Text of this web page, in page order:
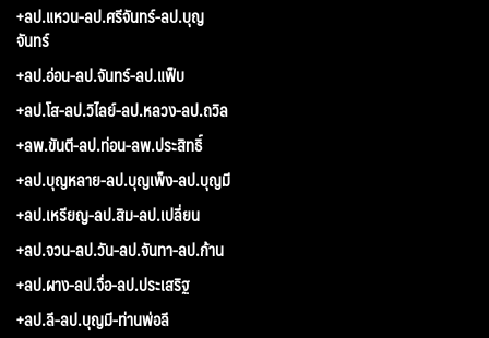
+ลป.แหวน-ลป.ศรีจันทร์-ลป.บุญ
จันทร์
+ลป.อ่อน-ลป.จันทร์-ลป.แฟ็บ
+ลป.โส-ลป.วิไลย์-ลป.หลวง-ลป.ถวิล
+ลพ.ขันตี-ลป.ท่อน-ลพ.ประสิทธิ์
+ลป.บุญหลาย-ลป.บุญเพ็ง-ลป.บุญมี
+ลป.เหรียญ-ลป.สิม-ลป.เปลี่ยน
+ลป.จวน-ลป.วัน-ลป.จันทา-ลป.ก้าน
+ลป.ผาง-ลป.จื่อ-ลป.ประเสริฐ
+ลป.ลี-ลป.บุญมี-ท่านพ่อลี